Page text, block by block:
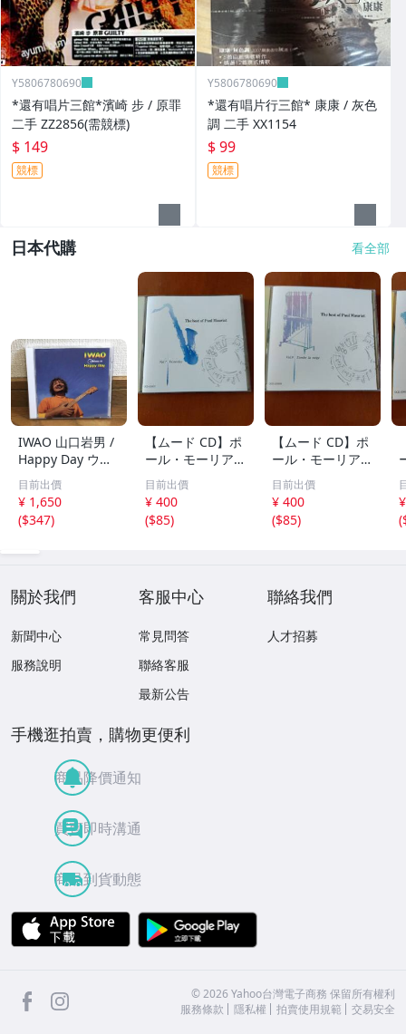
Y5806780690
*還有唱片三館*濱崎 步 / 原罪
二手 ZZ2856(需競標)
$ 149
競標
Y5806780690
*還有唱片行三館* 康康 / 灰色
調 二手 XX1154
$ 99
競標
日本代購 看全部
IWAO 山口岩男 /
Happy Day ウク
レレ・アルバム
傑作 廃盤CD 稀少
品 帯付 ケツメイ
シ / Ryoji / 馬場
目前出價
¥ 1,650
($347)
【ムード CD】ポ
ール・モーリア /
世界のロック・ポ
ップス・ヒット集
レット・イット・
ビー、ヘイ・ジュ
目前出價
¥ 400
($85)
【ムード CD】ポ
ール・モーリア /
フレンチ・ポップ
ス集 雪が降る、
シバの女王、愛の
休日、あなたのと
目前出價
¥ 400
($85)
(
關於我們
新聞中心
服務說明
客服中心
常見問答
聯絡客服
最新公告
聯絡我們
人才招募
手機逛拍賣，購物更便利
商品降價通知
買賣即時溝通
商品到貨動態
APP Store
facebook ©2026 Yahoo台灣電子商務 保留所有權利
服務條款
隱私權 拍賣使用規範 交易安全